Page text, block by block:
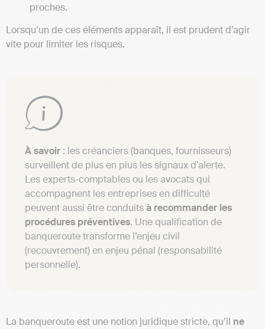
proches.
Lorsqu’un de ces éléments apparaît, il est prudent d’agir
vite pour limiter les risques.
À savoir : les créanciers (banques, fournisseurs)
surveillent de plus en plus les signaux d’alerte.
Les experts-comptables ou les avocats qui
accompagnent les entreprises en difficulté
peuvent aussi être conduitsà recommander les
procédures préventives. Une qualification de
banqueroute transforme l’enjeu civil
(recouvrement) en enjeu pénal (responsabilité
personnelle).
La banqueroute est une notion juridique stricte, qu’il ne